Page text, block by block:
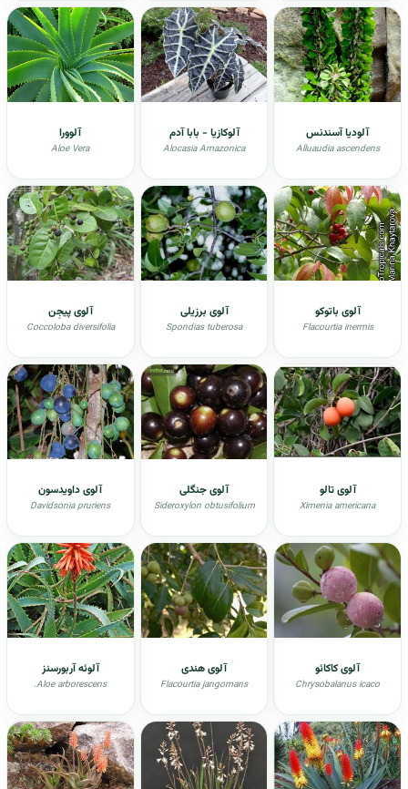
آلودیا آسندنس
Alluaudia ascendens
آلوکازیا - بابا آدم
Alocasia Amazonica
آلوورا
Aloe Vera
آلوی باتوکو
Flacourtia inermis
آلوی برزیلی
Spondias tuberosa
آلوی پیجِن
Coccoloba diversifolia
آلوی تالو
Ximenia americana
آلوی جنگلی
Sideroxylon obtusifolium
آلوی داویدسون
Davidsonia pruriens
آلوی کاکائو
Chrysobalanus icaco
آلوی هندی
Flacourtia jangomans
آلوئه آربورسنز
.Aloe arborescens